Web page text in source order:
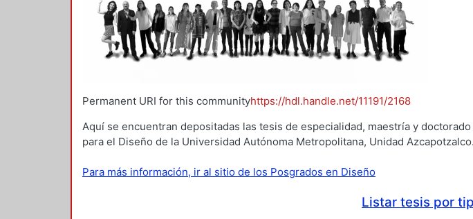
Permanent URI for this communityhttps://hdl.handle.net/11191/2168
Aquí se encuentran depositadas las tesis de especialidad, maestría y
para el Diseño de la Universidad Autónoma Metropolitana, Unidad Azcapotzalco.
Para más información, ir al sitio de los Posgrados en Diseño
Listar tesis por